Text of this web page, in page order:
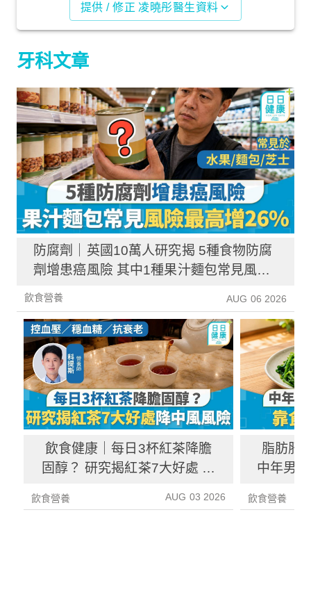
提供 / 修正 凌曉彤醫生資料
牙科文章
防腐劑｜英國10萬人研究揭 5種食物防腐
劑增患癌風險 其中1種果汁麵包常見風險
增26%
飲食營養 AUG 06 2026
飲食健康｜每日3杯紅茶降膽
固醇？ 研究揭紅茶7大好處 降
飲食營養 AUG 03 2026
脂肪肝
中年男
飲食營養